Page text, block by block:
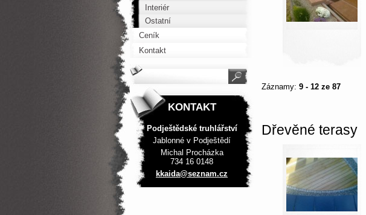
Záznamy: 9 - 12 ze 87
Dřevěné terasy
Interiér
Ostatní
Ceník
Kontakt
KONTAKT
Podještědské truhlářství
Jablonné v Podještědí
Michal Procházka
734 16 0148
kkaida@seznam.cz